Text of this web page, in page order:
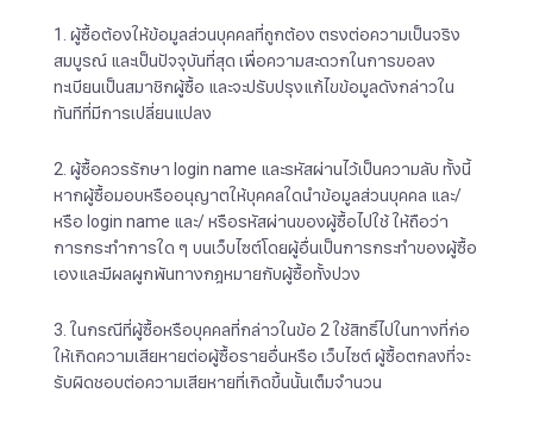
1. ผู้ซื้อต้องให้ข้อมูลส่วนบุคคลที่ถูกต้อง ตรงต่อความเป็นจริง
สมบูรณ์ และเป็นปัจจุบันที่สุด เพื่อความสะดวกในการขอลง
ทะเบียนเป็นสมาชิกผู้ซื้อ และจะปรับปรุงแก้ไขข้อมูลดังกล่าวใน
ทันทีที่มีการเปลี่ยนแปลง
2. ผู้ซื้อควรรักษา login name และรหัสผ่านไว้เป็นความลับ ทั้งนี้
หากผู้ซื้อมอบหรืออนุญาตให้บุคคลใดนำข้อมูลส่วนบุคคล และ/
หรือ login name และ/ หรือรหัสผ่านของผู้ซื้อไปใช้ ให้ถือว่า
การกระทำการใด ๆ บนเว็บไซต์โดยผู้อื่นเป็นการกระทำของผู้ซื้อ
เองและมีผลผูกพันทางกฎหมายกับผู้ซื้อทั้งปวง
3. ในกรณีที่ผู้ซื้อหรือบุคคลที่กล่าวในข้อ 2 ใช้สิทธิ์ไปในทางที่ก่อ
ให้เกิดความเสียหายต่อผู้ซื้อรายอื่นหรือ เว็บไซต์ ผู้ซื้อตกลงที่จะ
รับผิดชอบต่อความเสียหายที่เกิดขึ้นนั้นเต็มจำนวน